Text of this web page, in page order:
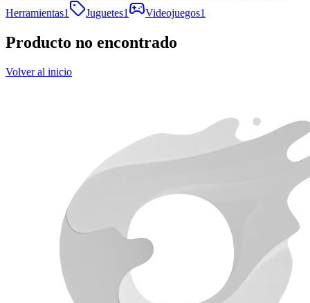
Herramientas1 Juguetes1 Videojuegos1
Producto no encontrado
Volver al inicio